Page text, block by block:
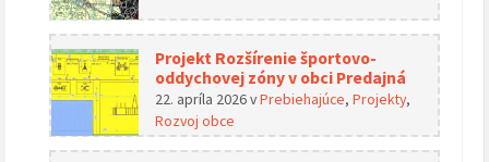
Projekt Rozšírenie športovo-
oddychovej zóny v obci Predajná
22. apríla 2026vPrebiehajúce, Projekty,
Rozvoj obce